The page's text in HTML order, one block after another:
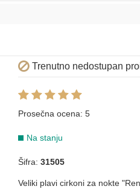
Trenutno nedostupan
Prosečna ocena:5
Na stanju
Šifra:31505
Veliki plavi cirkoni za nokte